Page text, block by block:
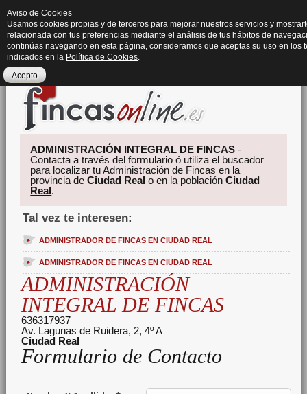
ADMINISTRACIÓN INTEGRAL DE FINCAS -
Contacta a través del formulario ó utiliza el buscador
para localizar tu Administración de Fincas en la
provincia deCiudad Real o en la poblaciónCiudad
Real.
Tal vez te interesen:
ADMINISTRADOR DE FINCAS EN CIUDAD REAL
ADMINISTRADOR DE FINCAS EN CIUDAD REAL
ADMINISTRACIÓN
INTEGRAL DE FINCAS
636317937
Av. Lagunas de Ruidera, 2, 4º A
Ciudad Real
Formulario de Contacto
Aviso de Cookies
Usamos cookies propias y de terceros para mejorar nuestros servicios y
relacionada con tus preferencias mediante el análisis de tus hábitos de
continúas navegando en esta página, consideramos que aceptas su uso en los
indicados en la Política de Cookies.
Acepto